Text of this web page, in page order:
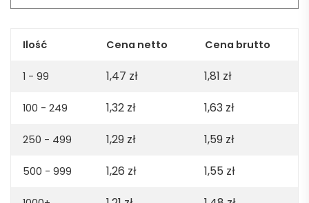
czarna
Ilość Cena netto Cena brutto
1 - 99 1,47 zł 1,81 zł
100 - 249 1,32 zł 1,63 zł
250 - 499 1,29 zł 1,59 zł
500 - 999 1,26 zł 1,55 zł